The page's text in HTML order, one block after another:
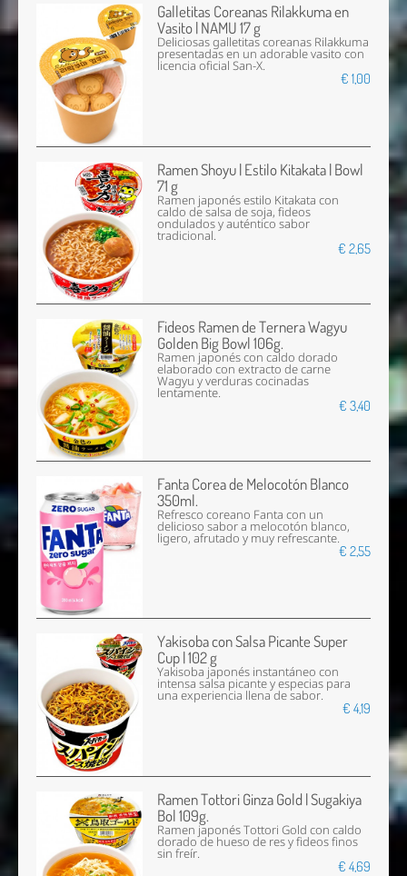
Galletitas Coreanas Rilakkuma en
Vasito | NAMU 17 g
Deliciosas galletitas coreanas Rilakkuma
presentadas en un adorable vasito con
licencia oficial San-X.
€ 1,00
Ramen Shoyu | Estilo Kitakata | Bowl
71 g
Ramen japonés estilo Kitakata con
caldo de salsa de soja, fideos
ondulados y auténtico sabor
tradicional.
€ 2,65
Fideos Ramen de Ternera Wagyu
Golden Big Bowl 106g.
Ramen japonés con caldo dorado
elaborado con extracto de carne
Wagyu y verduras cocinadas
lentamente.
€ 3,40
Fanta Corea de Melocotón Blanco
350ml.
Refresco coreano Fanta con un
delicioso sabor a melocotón blanco,
ligero, afrutado y muy refrescante.
€ 2,55
Yakisoba con Salsa Picante Super
Cup | 102 g
Yakisoba japonés instantáneo con
intensa salsa picante y especias para
una experiencia llena de sabor.
€ 4,19
Ramen Tottori Ginza Gold | Sugakiya
Bol 109g.
Ramen japonés Tottori Gold con caldo
dorado de hueso de res y fideos finos
sin freír.
€ 4,69